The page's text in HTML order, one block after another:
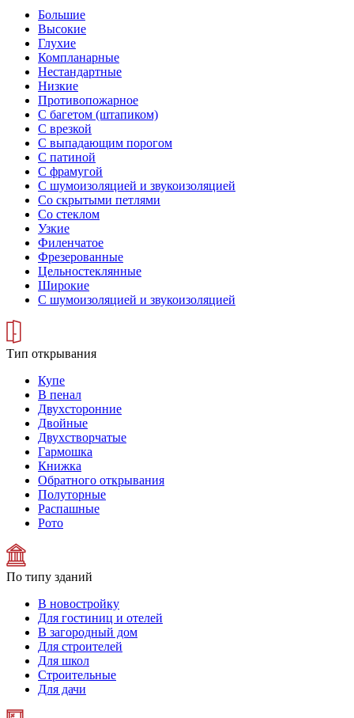
Большие
Высокие
Глухие
Компланарные
Нестандартные
Низкие
Противопожарное
С багетом (штапиком)
С врезкой
С выпадающим порогом
С патиной
С фрамугой
С шумоизоляцией и звукоизоляцией
Со скрытыми петлями
Со стеклом
Узкие
Филенчатое
Фрезерованные
Цельностеклянные
Широкие
С шумоизоляцией и звукоизоляцией
Тип открывания
Купе
В пенал
Двухсторонние
Двойные
Двухстворчатые
Гармошка
Книжка
Обратного открывания
Полуторные
Распашные
Рото
По типу зданий
В новостройку
Для гостиниц и отелей
В загородный дом
Для строителей
Для школ
Строительные
Для дачи